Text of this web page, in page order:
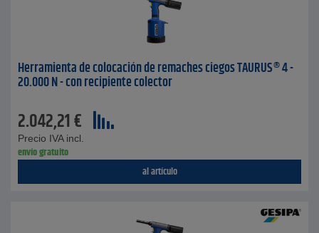
Herramienta de colocación de remaches ciegos TAURUS® 4 -
20.000 N - con recipiente colector
2.042,21€
Precio IVA incl.
envío gratuito
al artículo